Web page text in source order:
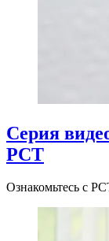
Серия
PCT
Ознакомьтесь с